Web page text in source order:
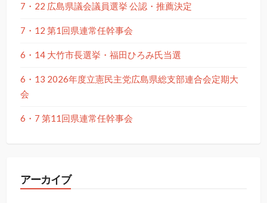
7・22 広島県議会議員選挙 公認・推薦決定
7・12 第1回県連常任幹事会
6・14 大竹市長選挙・福田ひろみ氏当選
6・13 2026年度立憲民主党広島県総支部連合会定期大
会
6・7 第11回県連常任幹事会
アーカイブ